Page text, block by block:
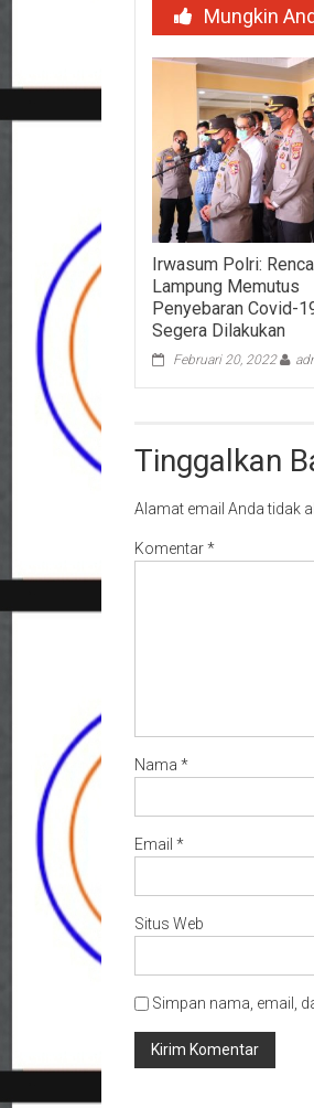
Mungkin
Irwasum Polri:
Lampung Memutus
Penyebaran Covid-
Segera Dilakukan
Februari 20, 2022
Tinggalkan
Alamat email Anda tidak
Komentar*
Nama *
Email *
Situs Web
Simpan nama, email,